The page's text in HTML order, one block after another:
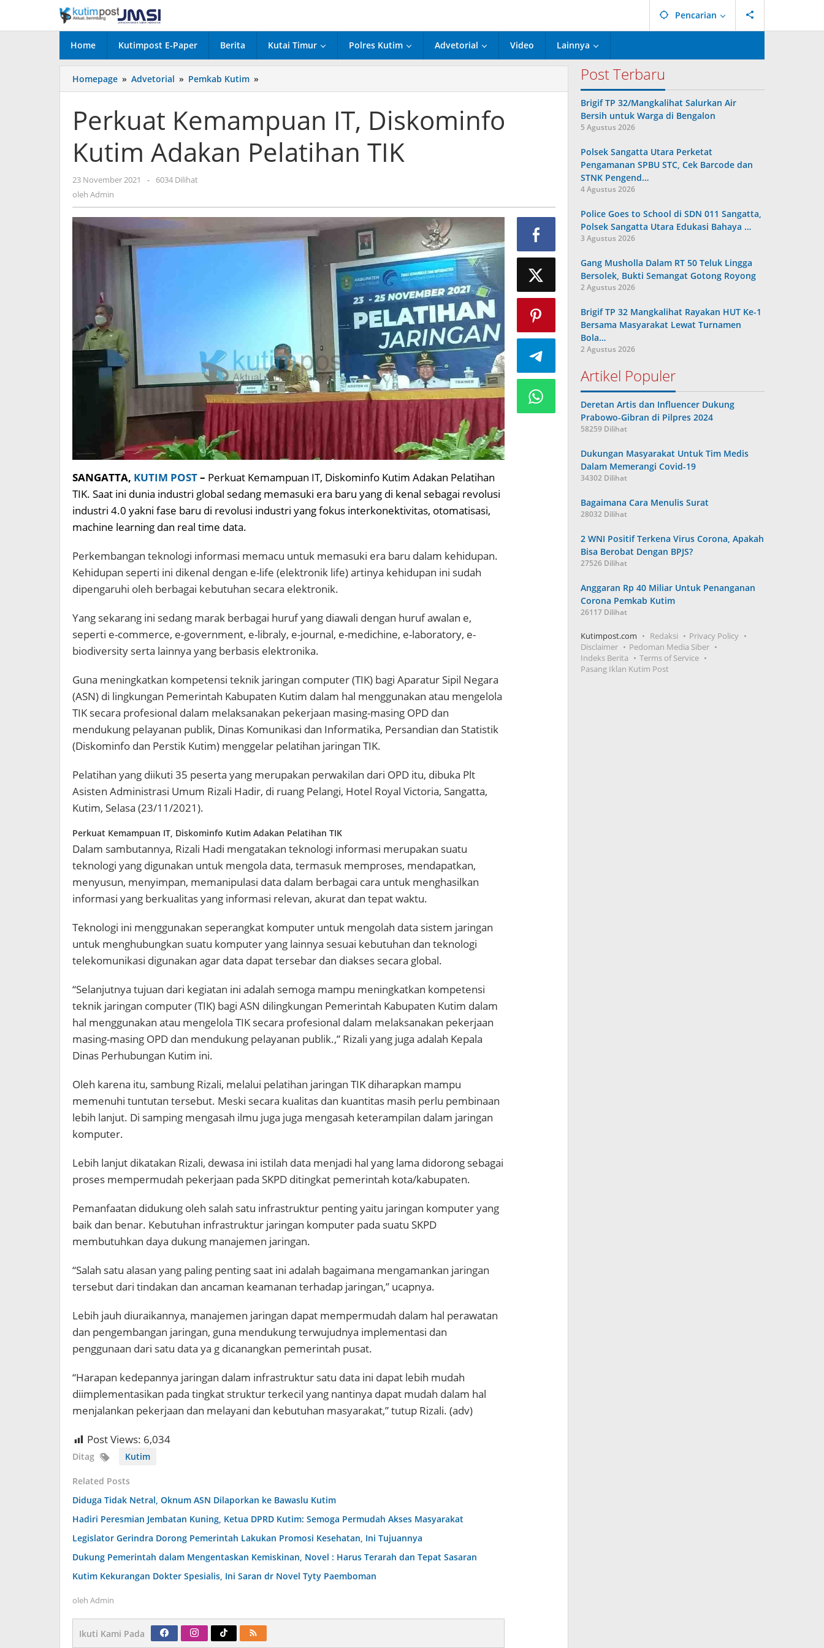
konten
Pencarian
Home Kutimpost E-Paper Berita Kutai Timur Polres Kutim Advetorial Video Lainnya
Homepage » Advetorial » Pemkab Kutim »
Kemampuan
Diskominfo
Kutim
Adakan
Pelatihan
Perkuat Kemampuan IT, Diskominfo
Kutim Adakan Pelatihan TIK
23 November 2021
oleh
-
6034 Dilihat
oleh Admin
SANGATTA, KUTIM POST– Perkuat Kemampuan IT, Diskominfo Kutim Adakan Pelatihan
TIK. Saat ini dunia industri global sedang memasuki era baru yang di kenal sebagai revolusi
industri 4.0 yakni fase baru di revolusi industri yang fokus interkonektivitas, otomatisasi,
machine learning dan real time data.
Perkembangan teknologi informasi memacu untuk memasuki era baru dalam kehidupan.
Kehidupan seperti ini dikenal dengan e-life (elektronik life) artinya kehidupan ini sudah
dipengaruhi oleh berbagai kebutuhan secara elektronik.
Yang sekarang ini sedang marak berbagai huruf yang diawali dengan huruf awalan e,
seperti e-commerce, e-government, e-libraly, e-journal, e-medichine, e-laboratory, e-
biodiversity serta lainnya yang berbasis elektronika.
Guna meningkatkan kompetensi teknik jaringan computer (TIK) bagi Aparatur Sipil Negara
(ASN) di lingkungan Pemerintah Kabupaten Kutim dalam hal menggunakan atau mengelola
TIK secara profesional dalam melaksanakan pekerjaan masing-masing OPD dan
mendukung pelayanan publik, Dinas Komunikasi dan Informatika, Persandian dan Statistik
(Diskominfo dan Perstik Kutim) menggelar pelatihan jaringan TIK.
Pelatihan yang diikuti 35 peserta yang merupakan perwakilan dari OPD itu, dibuka Plt
Asisten Administrasi Umum Rizali Hadir, di ruang Pelangi, Hotel Royal Victoria, Sangatta,
Kutim, Selasa (23/11/2021).
Perkuat Kemampuan IT, Diskominfo Kutim Adakan Pelatihan TIK
Dalam sambutannya, Rizali Hadi mengatakan teknologi informasi merupakan suatu
teknologi yang digunakan untuk mengola data, termasuk memproses, mendapatkan,
menyusun, menyimpan, memanipulasi data dalam berbagai cara untuk menghasilkan
informasi yang berkualitas yang informasi relevan, akurat dan tepat waktu.
Teknologi ini menggunakan seperangkat komputer untuk mengolah data sistem jaringan
untuk menghubungkan suatu komputer yang lainnya sesuai kebutuhan dan teknologi
telekomunikasi digunakan agar data dapat tersebar dan diakses secara global.
“Selanjutnya tujuan dari kegiatan ini adalah semoga mampu meningkatkan kompetensi
teknik jaringan computer (TIK) bagi ASN dilingkungan Pemerintah Kabupaten Kutim dalam
hal menggunakan atau mengelola TIK secara profesional dalam melaksanakan pekerjaan
masing-masing OPD dan mendukung pelayanan publik.,” Rizali yang juga adalah Kepala
Dinas Perhubungan Kutim ini.
Oleh karena itu, sambung Rizali, melalui pelatihan jaringan TIK diharapkan mampu
memenuhi tuntutan tersebut. Meski secara kualitas dan kuantitas masih perlu pembinaan
lebih lanjut. Di samping mengasah ilmu juga juga mengasah keterampilan dalam jaringan
komputer.
Lebih lanjut dikatakan Rizali, dewasa ini istilah data menjadi hal yang lama didorong sebagai
proses mempermudah pekerjaan pada SKPD ditingkat pemerintah kota/kabupaten.
Pemanfaatan didukung oleh salah satu infrastruktur penting yaitu jaringan komputer yang
baik dan benar. Kebutuhan infrastruktur jaringan komputer pada suatu SKPD
membutuhkan daya dukung manajemen jaringan.
“Salah satu alasan yang paling penting saat ini adalah bagaimana mengamankan jaringan
tersebut dari tindakan dan ancaman keamanan terhadap jaringan,” ucapnya.
Lebih jauh diuraikannya, manajemen jaringan dapat mempermudah dalam hal perawatan
dan pengembangan jaringan, guna mendukung terwujudnya implementasi dan
penggunaan dari satu data ya g dicanangkan pemerintah pusat.
“Harapan kedepannya jaringan dalam infrastruktur satu data ini dapat lebih mudah
diimplementasikan pada tingkat struktur terkecil yang nantinya dapat mudah dalam hal
menjalankan pekerjaan dan melayani dan kebutuhan masyarakat,” tutup Rizali. (adv)
Post Views: 6,034
Ditag Kutim
Related Posts
Diduga Tidak Netral, Oknum ASN Dilaporkan ke Bawaslu Kutim
Hadiri Peresmian Jembatan Kuning, Ketua DPRD Kutim: Semoga Permudah Akses Masyarakat
Legislator Gerindra Dorong Pemerintah Lakukan Promosi Kesehatan, Ini Tujuannya
Dukung Pemerintah dalam Mengentaskan Kemiskinan, Novel : Harus Terarah dan Tepat Sasaran
Kutim Kekurangan Dokter Spesialis, Ini Saran dr Novel Tyty Paemboman
oleh Admin
Ikuti Kami Pada
Post Terbaru
Brigif TP 32/Mangkalihat Salurkan Air
Bersih untuk Warga di Bengalon
5 Agustus 2026
Polsek Sangatta Utara Perketat
Pengamanan SPBU STC, Cek Barcode dan
STNK Pengend…
4 Agustus 2026
Police Goes to School di SDN 011 Sangatta,
Polsek Sangatta Utara Edukasi Bahaya …
3 Agustus 2026
Gang Musholla Dalam RT 50 Teluk Lingga
Bersolek, Bukti Semangat Gotong Royong
2 Agustus 2026
Brigif TP 32 Mangkalihat Rayakan HUT Ke-1
Bersama Masyarakat Lewat Turnamen
Bola…
2 Agustus 2026
Artikel Populer
Deretan Artis dan Influencer Dukung
Prabowo-Gibran di Pilpres 2024
58259 Dilihat
Dukungan Masyarakat Untuk Tim Medis
Dalam Memerangi Covid-19
34302 Dilihat
Bagaimana Cara Menulis Surat
28032 Dilihat
2 WNI Positif Terkena Virus Corona, Apakah
Bisa Berobat Dengan BPJS?
27526 Dilihat
Anggaran Rp 40 Miliar Untuk Penanganan
Corona Pemkab Kutim
26117 Dilihat
Kutimpost.com Redaksi
Privacy Policy
Disclaimer
Pedoman Media Siber
Indeks Berita
Terms of Service
Pasang Iklan Kutim Post